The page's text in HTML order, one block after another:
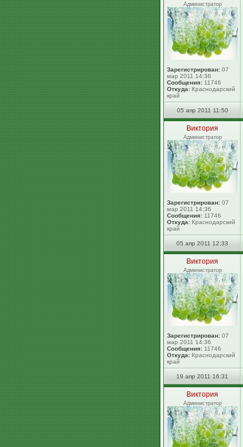
Администратор
Зарегистрирован: 07
мар 2011 14:36
Сообщения: 11746
Откуда: Краснодарский
край
05 апр 2011 11:50
Виктория
Администратор
Зарегистрирован: 07
мар 2011 14:36
Сообщения: 11746
Откуда: Краснодарский
край
05 апр 2011 12:33
Виктория
Администратор
Зарегистрирован: 07
мар 2011 14:36
Сообщения: 11746
Откуда: Краснодарский
край
19 апр 2011 16:31
Виктория
Администратор